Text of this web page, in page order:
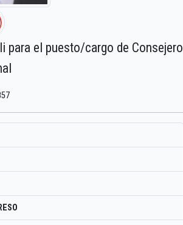
para el puesto/cargo de Consejero